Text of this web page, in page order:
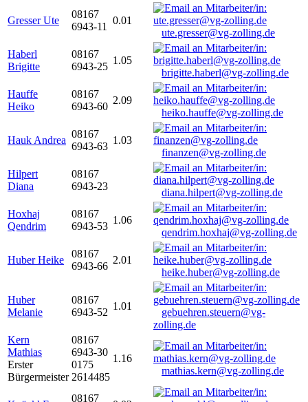
Gresser Ute
08167
6943-11
0.01
ute.gresser@vg-zolling.de
Haberl
Brigitte
08167
6943-25
1.05
brigitte.haberl@vg-zolling.de
Hauffe
Heiko
08167
6943-60
2.09
heiko.hauffe@vg-zolling.de
Hauk Andrea
08167
6943-63
1.03
finanzen@vg-zolling.de
Hilpert
Diana
08167
6943-23
diana.hilpert@vg-zolling.de
Hoxhaj
Qendrim
08167
6943-53
1.06
qendrim.hoxhaj@vg-zolling.de
Huber Heike
08167
6943-66
2.01
heike.huber@vg-zolling.de
Huber
Melanie
08167
6943-52
1.01
gebuehren.steuern@vg-
zolling.de
Kern
Mathias
Erster
Bürgermeister
08167
6943-30
0175
2614485
1.16
mathias.kern@vg-zolling.de
08167